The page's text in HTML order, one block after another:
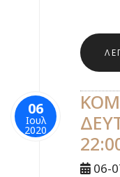
06
Ιουλ
2020
06-